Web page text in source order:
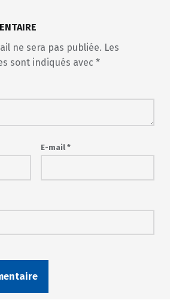
ne sera pas publiée. Les
sont indiqués avec *
E-mail *